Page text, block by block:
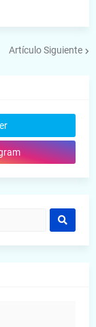
Artículo Siguiente